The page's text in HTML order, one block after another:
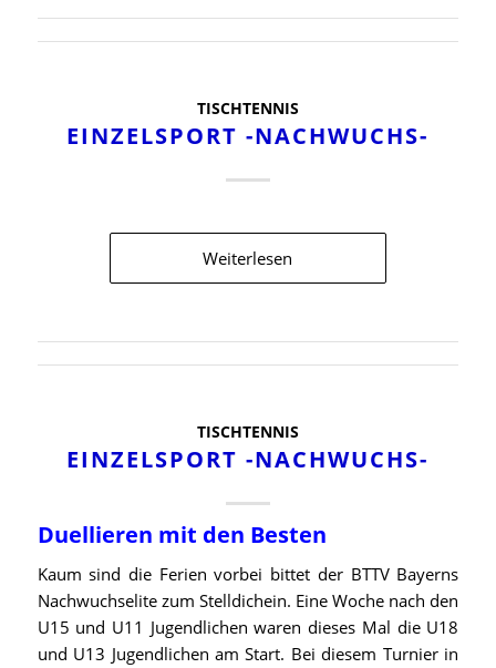
TISCHTENNIS
EINZELSPORT -NACHWUCHS-
Weiterlesen
TISCHTENNIS
EINZELSPORT -NACHWUCHS-
Duellieren mit den Besten
Kaum sind die Ferien vorbei bittet der BTTV Bayerns
Nachwuchselite zum Stelldichein. Eine Woche nach den
U15 und U11 Jugendlichen waren dieses Mal die U18
und U13 Jugendlichen am Start. Bei diesem Turnier in